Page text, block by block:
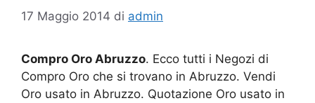
17 Maggio 2014 di admin
Compro Oro Abruzzo. Ecco tutti i Negozi di
Compro Oro che si trovano in Abruzzo. Vendi
Oro usato in Abruzzo. Quotazione Oro usato in